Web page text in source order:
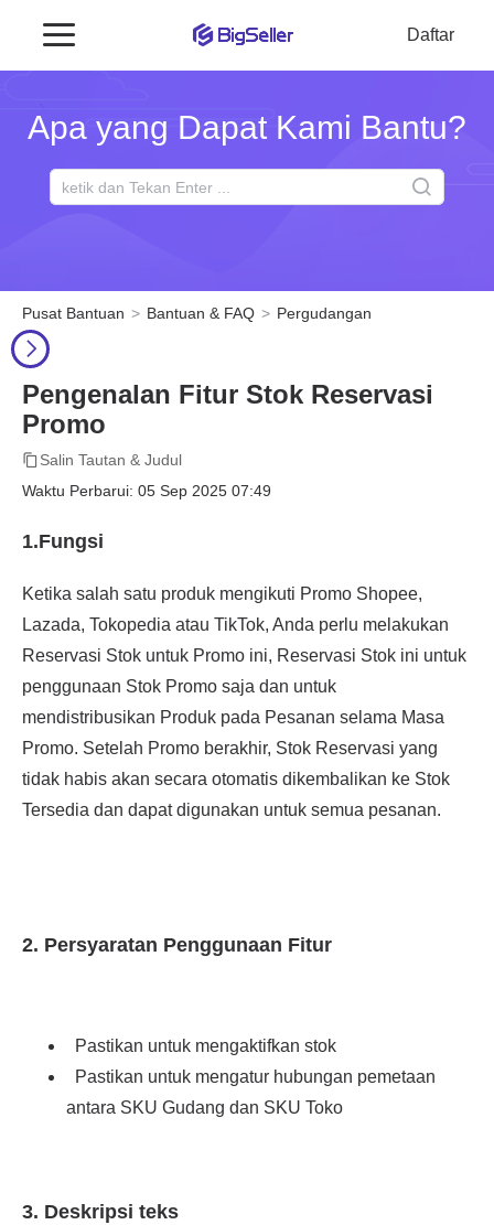
Daftar
Apa yang Dapat Kami Bantu?
Pusat Bantuan Bantuan & FAQ Pergudangan
Pengenalan Fitur Stok Reservasi
Promo
Salin Tautan & Judul
Waktu Perbarui: 05 Sep 2025 07:49